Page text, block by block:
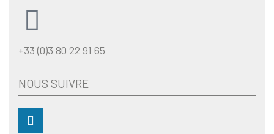
+33 (0)3 80 22 91 65
NOUS SUIVRE